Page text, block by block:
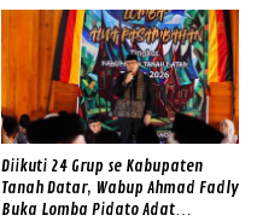
Diikuti 24 Grup se Kabupaten
Tanah Datar, Wabup Ahmad Fadly
Buka Lomba Pidato Adat